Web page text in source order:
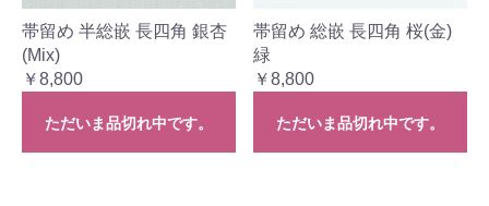
帯留め 半総嵌 長四角 銀杏
(Mix)
￥8,800
ただいま品切れ中です。
帯留め 総嵌 長四角 桜(金)
緑
￥8,800
ただいま品切れ中です。